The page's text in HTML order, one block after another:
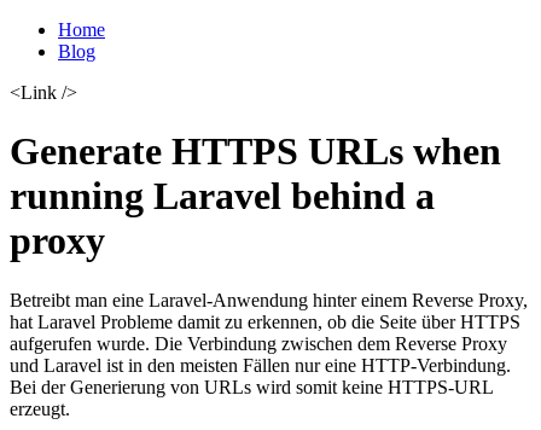
Home
Blog
<Link />
Generate HTTPS URLs when
running Laravel behind a
proxy
Betreibt man eine Laravel-Anwendung hinter einem Reverse Proxy,
hat Laravel Probleme damit zu erkennen, ob die Seite über HTTPS
aufgerufen wurde. Die Verbindung zwischen dem Reverse Proxy
und Laravel ist in den meisten Fällen nur eine HTTP-Verbindung.
Bei der Generierung von URLs wird somit keine HTTPS-URL
erzeugt.